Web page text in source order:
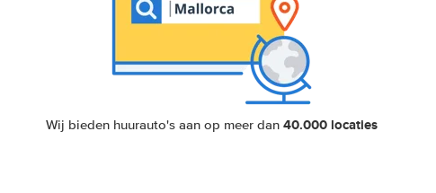
Wij bieden huurauto's aan op meer dan 40.000 locaties